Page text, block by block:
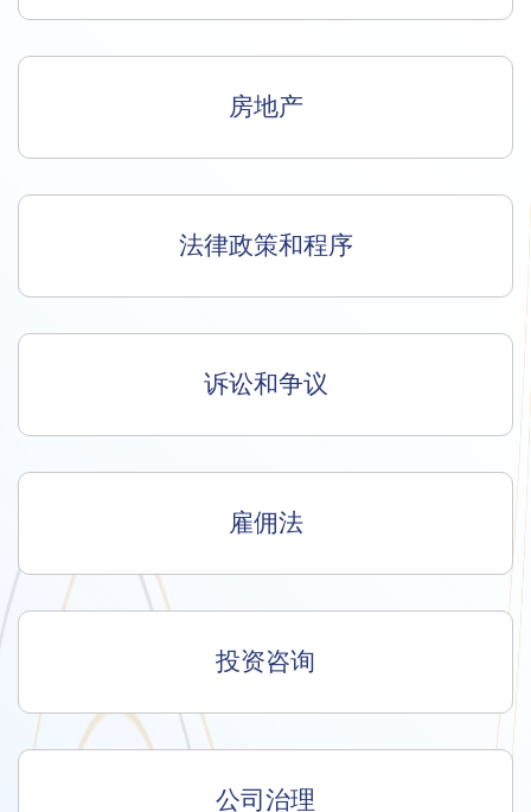
房地产
法律政策和程序
诉讼和争议
雇佣法
投资咨询
公司治理